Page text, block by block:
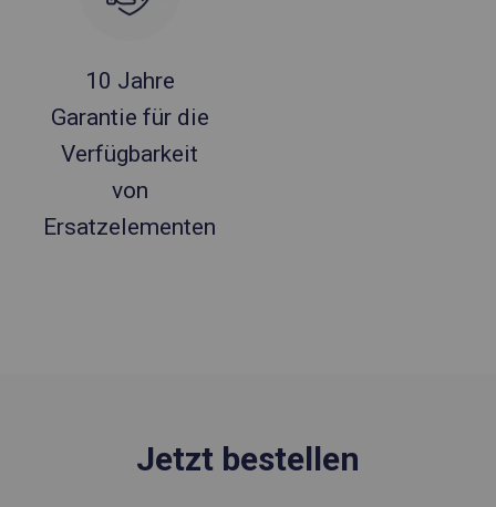
10 Jahre
Garantie für die
Verfügbarkeit
von
Ersatzelementen
Jetzt bestellen